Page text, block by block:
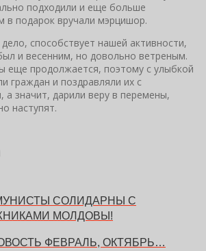
подходили и еще больше
в подарок вручали мэрцишор.
способствует нашей активности,
и весенним, но довольно ветреным.
еще продолжается, поэтому с улыбкой
граждан и поздравляли их с
а значит, дарили веру в перемены,
наступят.
СОЛИДАРНЫ С
МОЛДОВЫ!
ФЕВРАЛЬ, ОКТЯБРЬ…